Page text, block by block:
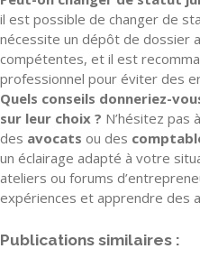
il est possible de changer de
nécessite un dépôt de dossier
compétentes, et il est
professionnel pour éviter des
Quels conseils donneriez-
sur leur choix ? N’hésitez pas
des avocats ou des
un éclairage adapté à votre
ateliers ou forums
expériences et apprendre des
Publications similaires :